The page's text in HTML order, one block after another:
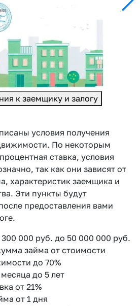
к заемщику и залогу
условия получения
По некоторым
ставка, условия
так как они зависят от
характеристик заемщика и
Эти пункты будут
предоставления вами
000 руб. до 50 000 000 руб.
займа от стоимости
до 70%
до 5 лет
от 21%
от 1 дня